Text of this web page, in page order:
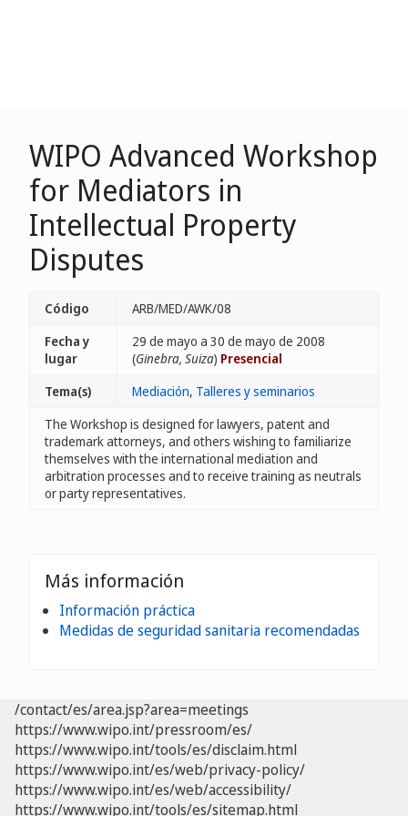
WIPO Advanced Workshop
for Mediators in
Intellectual Property
Disputes
Código
ARB/MED/AWK/08
Fecha y
lugar
29 de mayo a 30 de mayo de 2008
(Ginebra, Suiza) Presencial
Tema(s)
Mediación, Talleres y seminarios
The Workshop is designed for lawyers, patent and
trademark attorneys, and others wishing to familiarize
themselves with the international mediation and
arbitration processes and to receive training as neutrals
or party representatives.
Más información
Información práctica
Medidas de seguridad sanitaria recomendadas
/contact/es/area.jsp?area=meetings
https://www.wipo.int/pressroom/es/
https://www.wipo.int/tools/es/disclaim.html
https://www.wipo.int/es/web/privacy-policy/
https://www.wipo.int/es/web/accessibility/
https://www.wipo.int/tools/es/sitemap.html